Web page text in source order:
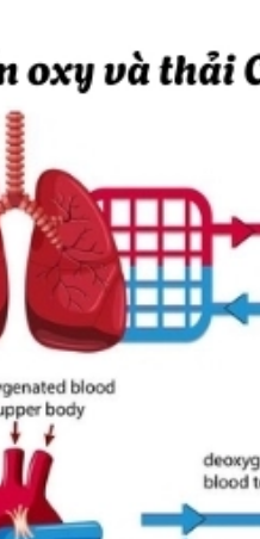
https://yeukhoahoc.edu.vn/vi-sao-chung-ta-can-tho